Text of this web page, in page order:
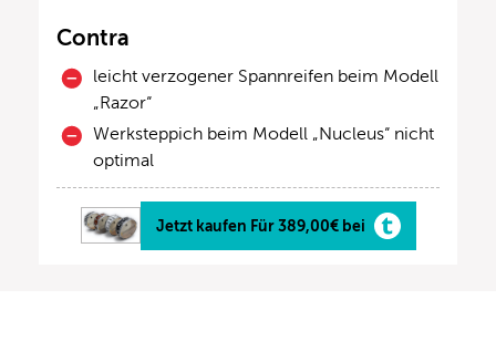
Contra
leicht verzogener Spannreifen beim Modell
„Razor“
Werksteppich beim Modell „Nucleus“ nicht
optimal
Jetzt kaufen Für 389,00€ bei